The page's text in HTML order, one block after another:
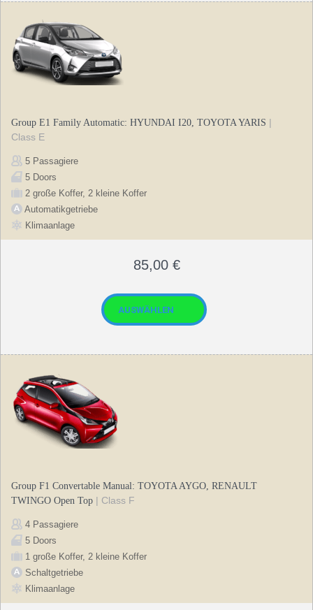
Group E1 Family Automatic: HYUNDAI I20, TOYOTA YARIS |
Class E
5 Passagiere
5 Doors
2 große Koffer, 2 kleine Koffer
Automatikgetriebe
Klimaanlage
85,00€
Group F1 Convertable Manual: TOYOTA AYGO, RENAULT
TWINGO Open Top | Class F
4 Passagiere
5 Doors
1 große Koffer, 2 kleine Koffer
Schaltgetriebe
Klimaanlage